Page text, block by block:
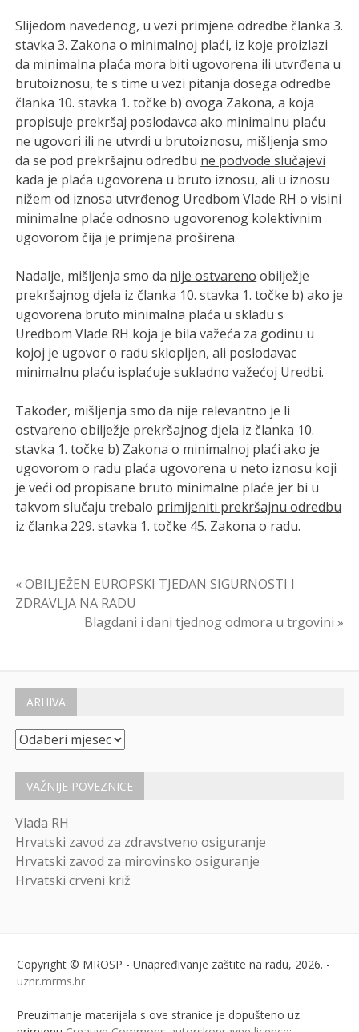
Slijedom navedenog, u vezi primjene odredbe članka 3.
stavka 3. Zakona o minimalnoj plaći, iz koje proizlazi
da minimalna plaća mora biti ugovorena ili utvrđena u
brutoiznosu, te s time u vezi pitanja dosega odredbe
članka 10. stavka 1. točke b) ovoga Zakona, a koja
propisuje prekršaj poslodavca ako minimalnu plaću
ne ugovori ili ne utvrdi u brutoiznosu, mišljenja smo
da se pod prekršajnu odredbu ne podvode slučajevi
kada je plaća ugovorena u bruto iznosu, ali u iznosu
nižem od iznosa utvrđenog Uredbom Vlade RH o visini
minimalne plaće odnosno ugovorenog kolektivnim
ugovorom čija je primjena proširena.
Nadalje, mišljenja smo da nije ostvareno obilježje
prekršajnog djela iz članka 10. stavka 1. točke b) ako je
ugovorena bruto minimalna plaća u skladu s
Uredbom Vlade RH koja je bila važeća za godinu u
kojoj je ugovor o radu sklopljen, ali poslodavac
minimalnu plaću isplaćuje sukladno važećoj Uredbi.
Također, mišljenja smo da nije relevantno je li
ostvareno obilježje prekršajnog djela iz članka 10.
stavka 1. točke b) Zakona o minimalnoj plaći ako je
ugovorom o radu plaća ugovorena u neto iznosu koji
je veći od propisane bruto minimalne plaće jer bi u
takvom slučaju trebalo primijeniti prekršajnu odredbu
iz članka 229. stavka 1. točke 45. Zakona o radu.
Navigacija
objava
« OBILJEŽEN EUROPSKI TJEDAN SIGURNOSTI I
ZDRAVLJA NA RADU
Blagdani i dani tjednog odmora u trgovini »
ARHIVA
Arhiva
VAŽNIJE POVEZNICE
Vlada RH
Hrvatski zavod za zdravstveno osiguranje
Hrvatski zavod za mirovinsko osiguranje
Hrvatski crveni križ
Copyright © MROSP - Unapređivanje zaštite na radu, 2026. -
uznr.mrms.hr
Preuzimanje materijala s ove stranice je dopušteno uz